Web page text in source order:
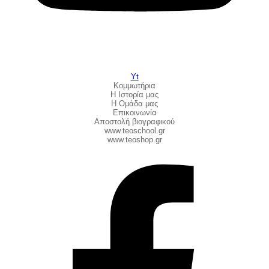
Yt
Κομμωτήρια
Η Ιστορία μας
Η Ομάδα μας
Επικοινωνία
Αποστολή βιογραφικού
www.teoschool.gr
www.teoshop.gr